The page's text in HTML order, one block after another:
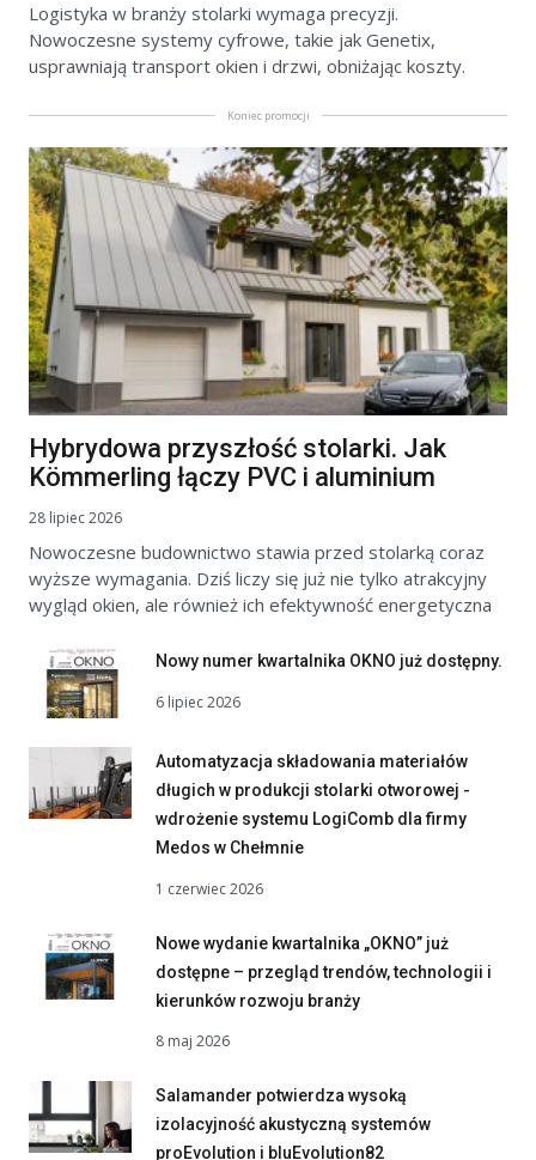
Logistyka w branży stolarki wymaga precyzji.
Nowoczesne systemy cyfrowe, takie jak Genetix,
usprawniają transport okien i drzwi, obniżając koszty.
Koniec promocji
Hybrydowa przyszłość stolarki. Jak
Kömmerling łączy PVC i aluminium
28 lipiec 2026
Nowoczesne budownictwo stawia przed stolarką coraz
wyższe wymagania. Dziś liczy się już nie tylko atrakcyjny
wygląd okien, ale również ich efektywność energetyczna
Nowy numer kwartalnika OKNO już dostępny.
6 lipiec 2026
Automatyzacja składowania materiałów
długich w produkcji stolarki otworowej -
wdrożenie systemu LogiComb dla firmy
Medos w Chełmnie
1 czerwiec 2026
Nowe wydanie kwartalnika „OKNO” już
dostępne – przegląd trendów, technologii i
kierunków rozwoju branży
8 maj 2026
Salamander potwierdza wysoką
izolacyjność akustyczną systemów
proEvolution i bluEvolution82